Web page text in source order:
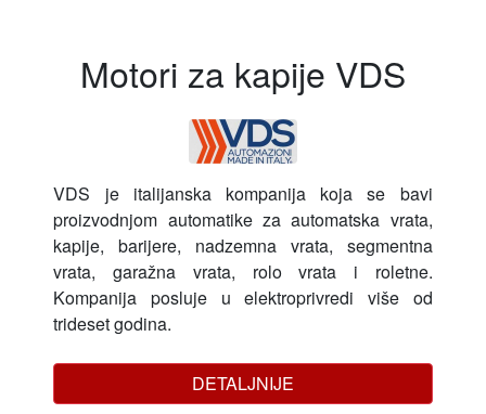
Motori za kapije VDS
VDS je italijanska kompanija koja se bavi
proizvodnjom automatike za automatska vrata,
kapije, barijere, nadzemna vrata, segmentna
vrata, garažna vrata, rolo vrata i roletne.
Kompanija posluje u elektroprivredi više od
trideset godina.
DETALJNIJE